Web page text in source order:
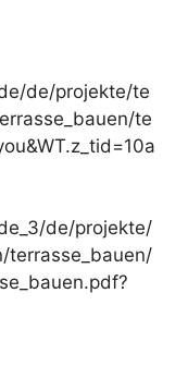
de/projekte/te
te
de/projekte/
terrasse_bauen/